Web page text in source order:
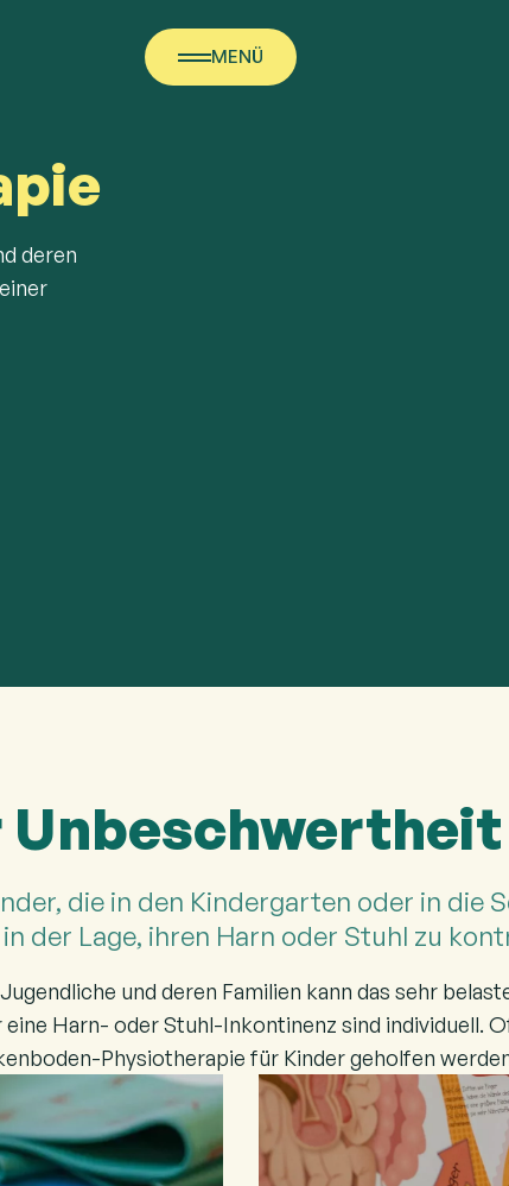
deren
Unbeschwertheit
die in den Kindergarten oder in die
der Lage, ihren Harn oder Stuhl zu
und deren Familien kann das sehr
eine Harn- oder Stuhl-Inkontinenz sind individuell.
Physiotherapie für Kinder geholfen
MENÜ